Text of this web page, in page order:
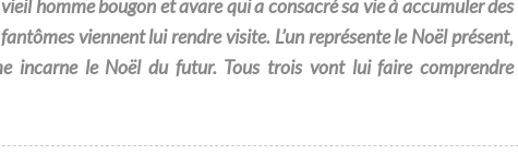
vieil homme bougon et avare qui a consacré sa vie à accumuler des
viennent lui rendre visite. L’un représente le Noël présent,
incarne le Noël du futur. Tous trois vont lui faire comprendre